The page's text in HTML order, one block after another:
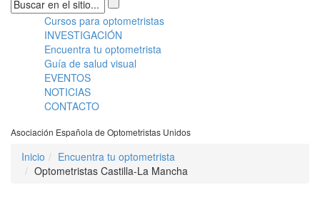
Formulario de búsqueda
Menú principal
Cursos para optometristas
INVESTIGACIÓN
Encuentra tu optometrista
Guía de salud visual
EVENTOS
NOTICIAS
CONTACTO
Asociación Española de Optometristas Unidos
Inicio
Encuentra tu optometrista
Optometristas Castilla-La Mancha